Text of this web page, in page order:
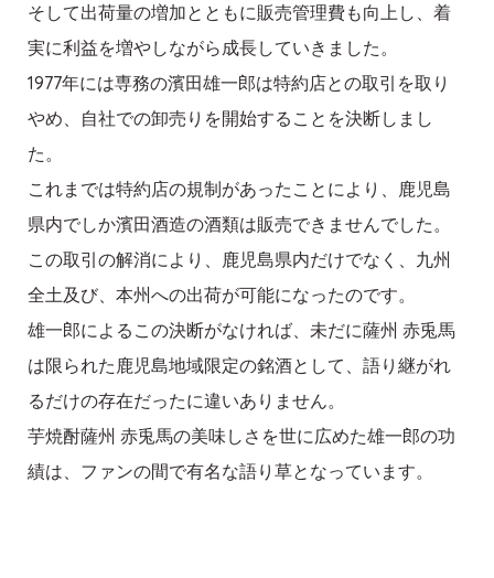
そして出荷量の増加とともに販売管理費も向上し、着
実に利益を増やしながら成長していきました。
1977年には専務の濱田雄一郎は特約店との取引を取り
やめ、自社での卸売りを開始することを決断しまし
た。
これまでは特約店の規制があったことにより、鹿児島
県内でしか濱田酒造の酒類は販売できませんでした。
この取引の解消により、鹿児島県内だけでなく、九州
全土及び、本州への出荷が可能になったのです。
雄一郎によるこの決断がなければ、未だに薩州 赤兎馬
は限られた鹿児島地域限定の銘酒として、語り継がれ
るだけの存在だったに違いありません。
芋焼酎薩州 赤兎馬の美味しさを世に広めた雄一郎の功
績は、ファンの間で有名な語り草となっています。